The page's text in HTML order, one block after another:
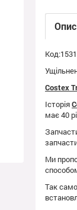
Costex
Історія
має 40
Ми
Так